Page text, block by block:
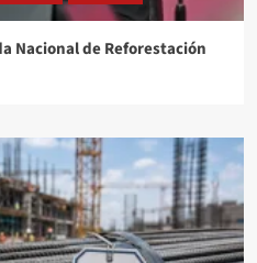
Nacional de Reforestación